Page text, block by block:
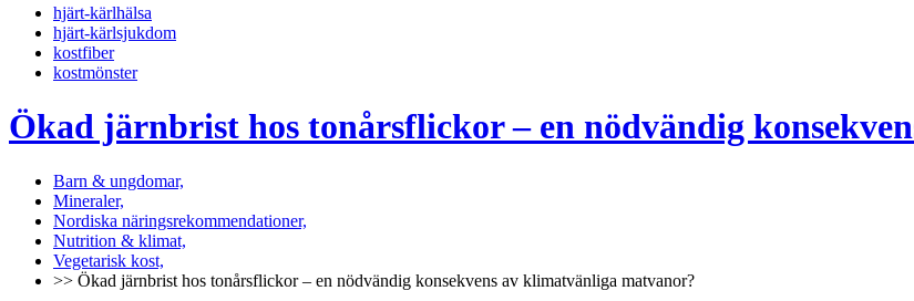
hjärt-kärlhälsa
hjärt-kärlsjukdom
kostfiber
kostmönster
Ökad järnbrist hos tonårsflickor – en nödvändig
Barn & ungdomar,
Mineraler,
Nordiska näringsrekommendationer,
Nutrition & klimat,
Vegetarisk kost,
>> Ökad järnbrist hos tonårsflickor – en nödvändig konsekvens av klimatvänliga matvanor?